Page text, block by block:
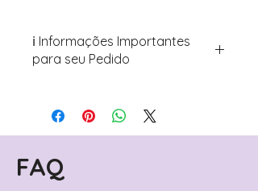
ℹ️ Informações Importantes
para seu Pedido
Avance para a página de checkout
(próximo passo após o carrinho)
Encontre o campo de "Notas do
Pedido"
Adicione ali todos os detalhes de
FAQ